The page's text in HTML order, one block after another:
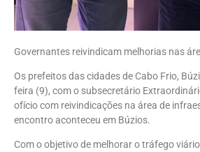
Governantes reivindicam melhorias nas
Os prefeitos das cidades de Cabo Frio,
feira (9), com o subsecretário
ofício com reivindicações na área de
encontro aconteceu em Búzios.
Com o objetivo de melhorar o tráfego